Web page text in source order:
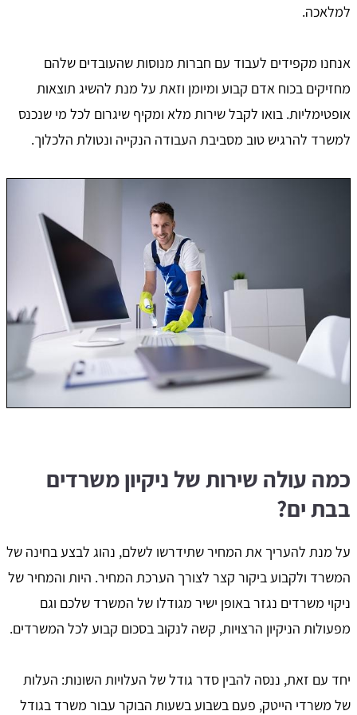
למלאכה.
אנחנו מקפידים לעבוד עם חברות מנוסות שהעובדים שלהם
מחזיקים בכוח אדם קבוע ומיומן וזאת על מנת להשיג תוצאות
אופטימליות. בואו לקבל שירות מלא ומקיף שיגרום לכל מי שנכנס
למשרד להרגיש טוב מסביבת העבודה הנקייה ונטולת הלכלוך.
כמה עולה שירות של ניקיון משרדים
בבת ים?
על מנת להעריך את המחיר שתידרשו לשלם, נהוג לבצע בחינה של
המשרד ולקבוע ביקור קצר לצורך הערכת המחיר. היות והמחיר של
ניקוי משרדים נגזר באופן ישיר מגודלו של המשרד שלכם וגם
מפעולות הניקיון הרצויות, קשה לנקוב בסכום קבוע לכל המשרדים.
יחד עם זאת, ננסה להבין סדר גודל של העלויות השונות: העלות
של משרדי הייטק, פעם בשבוע בשעות הבוקר עבור משרד בגודל